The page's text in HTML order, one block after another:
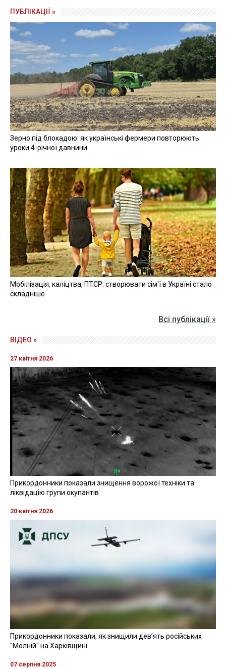
ПУБЛІКАЦІЇ »
Зерно під блокадою: як українські фермери повторюють
уроки 4-річної давнини
Мобілізація, каліцтва, ПТСР: створювати сім'ї в Україні стало
складніше
Всі публікації »
ВІДЕО »
27 квітня 2026
Прикордонники показали знищення ворожої техніки та
ліквідацію групи окупантів
20 квітня 2026
Прикордонники показали, як знищили девʼять російських
"Молній" на Харківщині
07 серпня 2025